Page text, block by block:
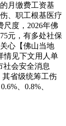
月缴费工资基
、职工根基医疗
尺度，2026年佛
元，有多处社保
心【佛山当地
情见下文用人单
社会安全消息
其省级统筹工伤
、0.8%、